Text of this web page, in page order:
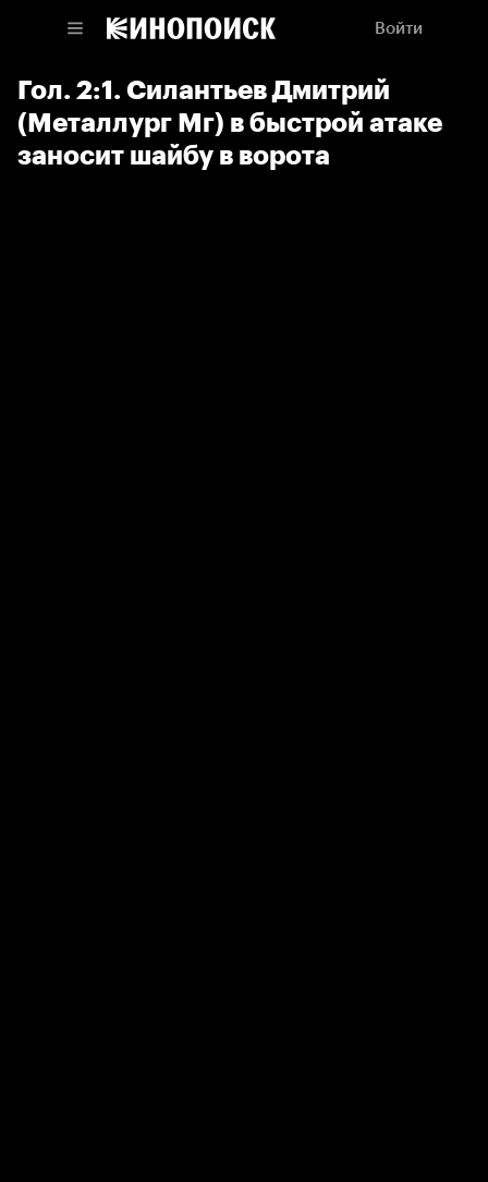
Войти
Гол. 2:1. Силантьев Дмитрий
(Металлург Мг) в быстрой атаке
заносит шайбу в ворота